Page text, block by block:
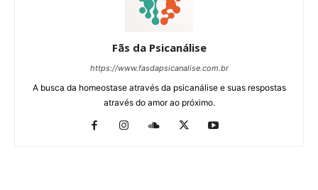
Fãs da Psicanálise
https://www.fasdapsicanalise.com.br
A busca da homeostase através da psicanálise e suas respostas
através do amor ao próximo.